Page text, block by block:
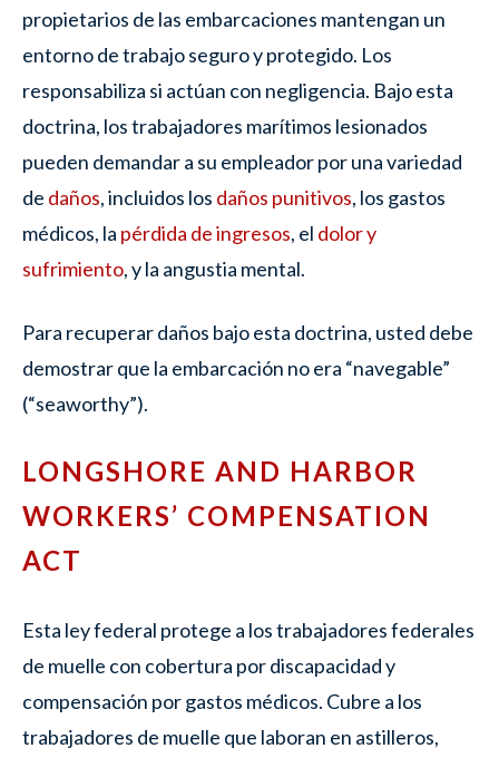
propietarios de las embarcaciones mantengan un
entorno de trabajo seguro y protegido. Los
responsabiliza si actúan con negligencia. Bajo esta
doctrina, los trabajadores marítimos lesionados
pueden demandar a su empleador por una variedad
de daños, incluidos los daños punitivos, los gastos
médicos, la pérdida de ingresos, el dolor y
sufrimiento, y la angustia mental.
Para recuperar daños bajo esta doctrina, usted debe
demostrar que la embarcación no era “navegable”
(“seaworthy”).
LONGSHORE AND HARBOR
WORKERS’ COMPENSATION
ACT
Esta ley federal protege a los trabajadores federales
de muelle con cobertura por discapacidad y
compensación por gastos médicos. Cubre a los
trabajadores de muelle que laboran en astilleros,